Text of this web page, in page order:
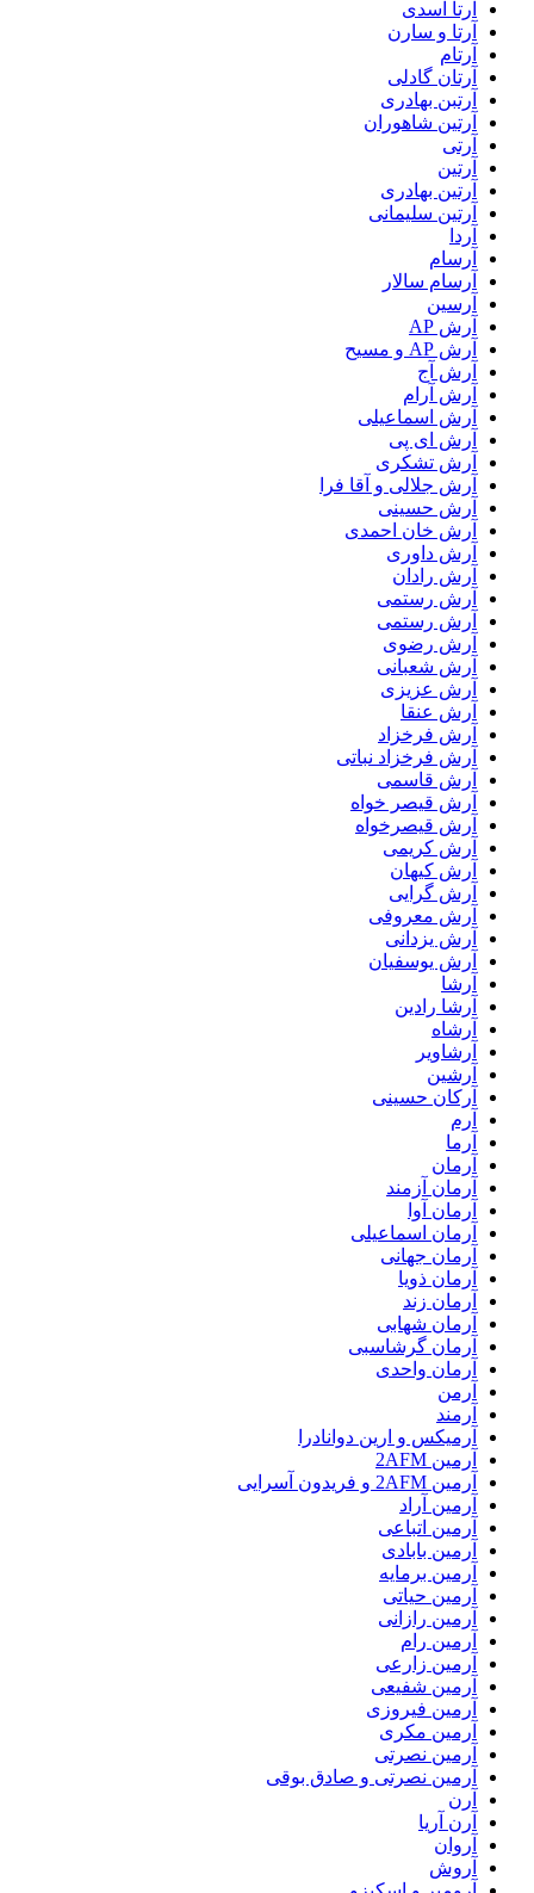
آرتا اسدی
آرتا و سارن
آرتام
آرتان گادلی
آرتبن بهادری
آرتين شاهوران
آرتی
آرتین
آرتین بهادری
آرتین سلیمانی
آردا
آرسام
آرسام سالار
آرسین
آرش AP
آرش AP و مسیح
آرش آج
آرش آرام
آرش اسماعیلی
آرش ای پی
آرش تشکری
آرش جلالی و آقا فرا
آرش حسینی
آرش خان احمدی
آرش داوری
آرش رادان
آرش رستمى
آرش رستمی
آرش رضوی
آرش شعبانی
آرش عزیزی
آرش عنقا
آرش فرخزاد
آرش فرخزاد نباتی
آرش قاسمی
آرش قیصر خواه
آرش قیصرخواه
آرش کریمی
آرش کیهان
آرش گرایی
آرش معروفی
آرش یزدانی
آرش یوسفیان
آرشا
آرشا رادین
آرشاه
آرشاویر
آرشین
آرکان حسینی
آرم
آرما
آرمان
آرمان آزمند
آرمان آوا
آرمان اسماعیلی
آرمان جهانی
آرمان ذویا
آرمان زند
آرمان شهابی
آرمان گرشاسبی
آرمان واحدی
آرمن
آرمند
آرمیکس و ارین دوانادرا
آرمین 2AFM
آرمین 2AFM و فریدون آسرایی
آرمین آراد
آرمین اتباعی
آرمین بابادی
آرمین برمایه
آرمین حیاتی
آرمین رازانی
آرمین رام
آرمین زارعی
آرمین شفیعی
آرمین فیروزی
آرمین مکری
آرمین نصرتی
آرمین نصرتی و صادق بوقی
آرن
آرن آریا
آروان
آروش